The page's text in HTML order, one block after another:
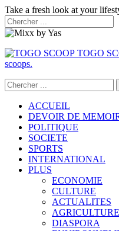
Take a fresh look at your
TOGO
scoops.
ACCUEIL
DEVOIR DE
POLITIQUE
SOCIETE
SPORTS
INTERNATIONAL
PLUS
ECONOMIE
CULTURE
ACTUALITES
AGRICULTURE
DIASPORA